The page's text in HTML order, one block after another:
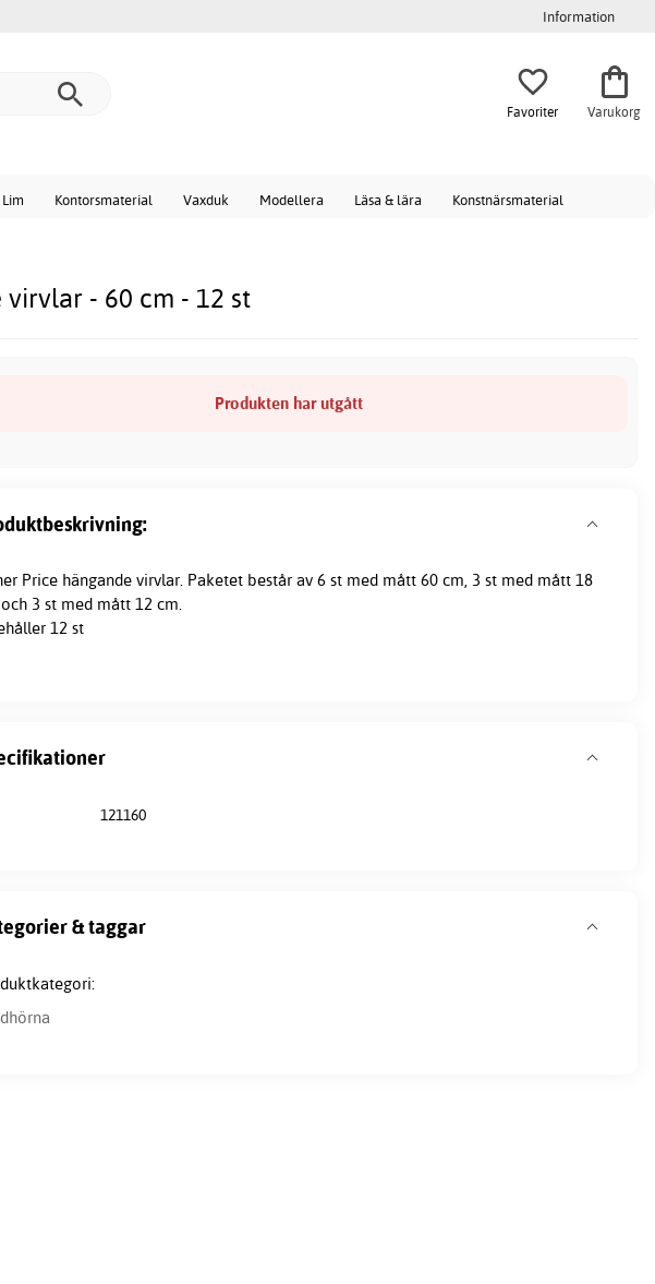
Information
Favoriter Varukorg
Lim Kontorsmaterial Vaxduk Modellera Läsa & lära Konstnärsmaterial
- 60 cm - 12 st
Produkten har utgått
Price hängande virvlar. Paketet består av 6 st med mått 60 cm, 3 st med mått 18
3 st med mått 12 cm.
12 st
121160
& taggar